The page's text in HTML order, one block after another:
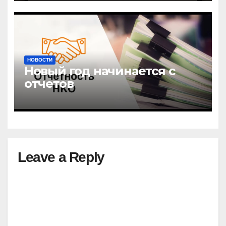
НОВОСТИ
Новый год начинается с
отчетов
Leave a Reply